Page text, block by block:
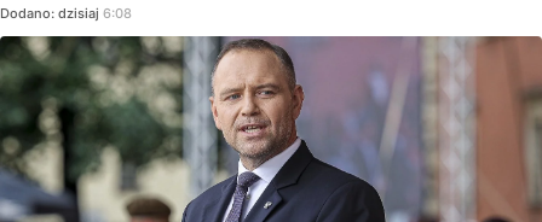
Dodano: dzisiaj 6:08